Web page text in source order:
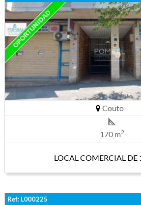
Couto
170 m2
LOCAL COMERCIAL DE
Ref: L000225